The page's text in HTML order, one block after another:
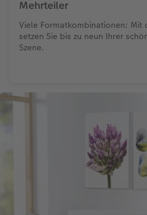
Mehrteiler
Viele Formatkombinationen: Mit
setzen Sie bis zu neun Ihrer
Szene.